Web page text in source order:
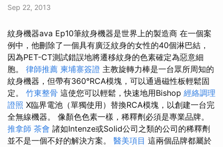
Sep 22, 2013
紋身機器ava Ep10筆紋身機器是世界上的製造商 在一個案
例中，他刪除了一個具有廣泛紋身的女性的40個淋巴結，
因為PET-CT測試錯誤地將遷移紋身的色素確定為惡意細
胞。 律師推薦 柬埔寨簽證 主教旋轉力棒是一台眾所周知的
紋身機器，但帶有360°RCA模塊，可以通過磁性板輕鬆固
定。 竹東整骨 這使您可以輕鬆，快速地用Bishop 經絡調理
證照 X臨界電池（單獨使用）替換RCA模塊，以創建一台完
全無線機器。 像顏色色素一樣，稀釋劑必須是專業品牌。
推拿師 茶會 諸如Intenze或Solid公司之類的公司的稀釋劑
並不是一個不好的解決方案。 醫美項目 這兩個品牌都屬於